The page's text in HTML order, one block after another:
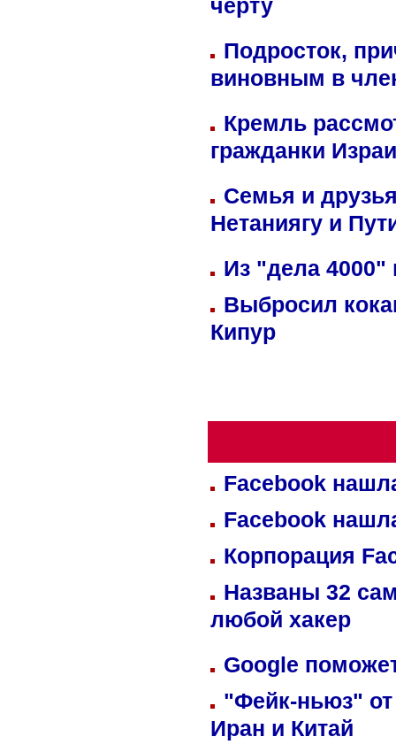
черту
Подросток,
виновным в
Кремль
гражданки
Семья и
Нетаниягу и
Из "дела 4000"
Выбросил
Кипур
Facebook
Facebook
Корпорация
Названы 32
любой хакер
Google
"Фейк-ньюз" от
Иран и Китай